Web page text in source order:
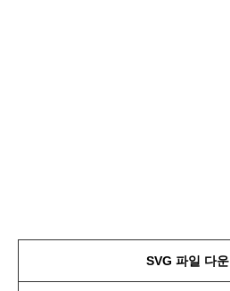
SVG 파일 다